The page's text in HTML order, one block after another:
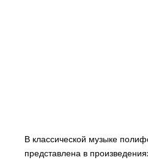
В классической музыке
представлена в